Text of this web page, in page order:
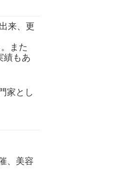
来、更
また
績もあ
家とし
、美容